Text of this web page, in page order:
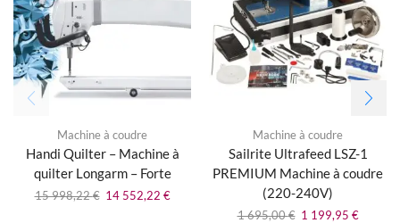
Machine à coudre
Handi Quilter – Machine à
quilter Longarm – Forte
15 998,22€ 14 552,22 €
Machine à coudre
Sailrite Ultrafeed LSZ-1
PREMIUM Machine à coudre
(220-240V)
1 695,00€ 1 199,95 €